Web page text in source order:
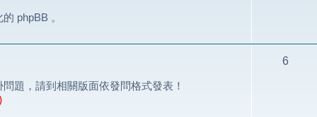
phpBB 。
題，請到相關版面依發問格式發表！
6